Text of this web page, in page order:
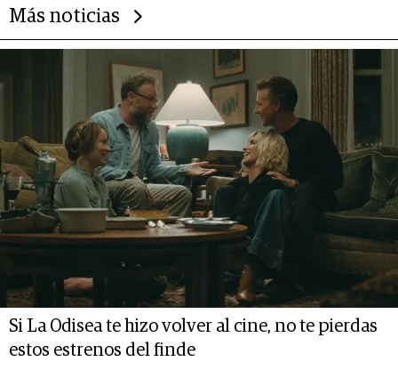
Más noticias
Si La Odisea te hizo volver al cine, no te pierdas
estos estrenos del finde